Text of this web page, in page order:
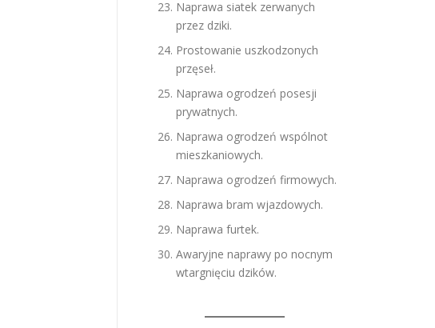
Naprawa siatek zerwanych
przez dziki.
Prostowanie uszkodzonych
przęseł.
Naprawa ogrodzeń posesji
prywatnych.
Naprawa ogrodzeń wspólnot
mieszkaniowych.
Naprawa ogrodzeń firmowych.
Naprawa bram wjazdowych.
Naprawa furtek.
Awaryjne naprawy po nocnym
wtargnięciu dzików.